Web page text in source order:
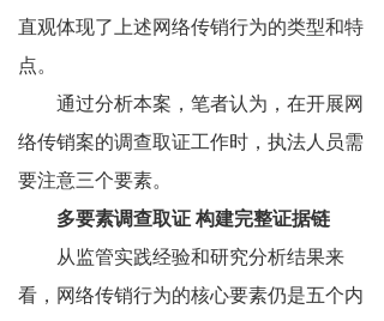
直观体现了上述网络传销行为的类型和特
点。
通过分析本案，笔者认为，在开展网
络传销案的调查取证工作时，执法人员需
要注意三个要素。
多要素调查取证 构建完整证据链
从监管实践经验和研究分析结果来
看，网络传销行为的核心要素仍是五个内